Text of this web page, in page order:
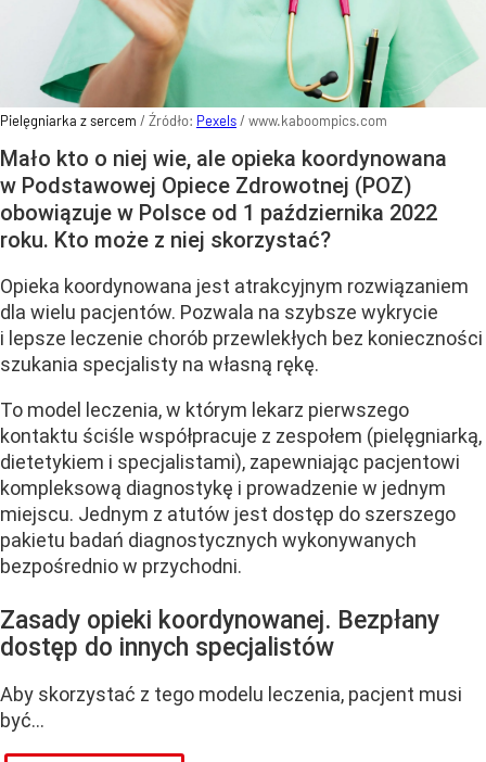
Pielęgniarka z sercem / Źródło: Pexels/ www.kaboompics.com
Mało kto o niej wie, ale opieka koordynowana
w Podstawowej Opiece Zdrowotnej (POZ)
obowiązuje w Polsce od 1 października 2022
roku. Kto może z niej skorzystać?
Opieka koordynowana jest atrakcyjnym rozwiązaniem
dla wielu pacjentów. Pozwala na szybsze wykrycie
i lepsze leczenie chorób przewlekłych bez konieczności
szukania specjalisty na własną rękę.
To model leczenia, w którym lekarz pierwszego
kontaktu ściśle współpracuje z zespołem (pielęgniarką,
dietetykiem i specjalistami), zapewniając pacjentowi
kompleksową diagnostykę i prowadzenie w jednym
miejscu. Jednym z atutów jest dostęp do szerszego
pakietu badań diagnostycznych wykonywanych
bezpośrednio w przychodni.
Zasady opieki koordynowanej. Bezpłany
dostęp do innych specjalistów
Aby skorzystać z tego modelu leczenia, pacjent musi
być...